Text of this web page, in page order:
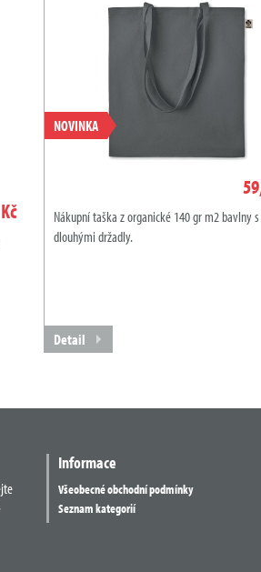
NOVINKA
Nákupní taška z organické 140 gr m2 bavlny s
dlouhými držadly.
Detail
Informace
Všeobecné obchodní podmínky
Seznam kategorií